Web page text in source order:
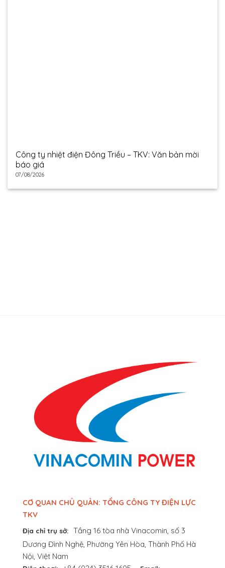
Công ty nhiệt điện Đông Triều – TKV: Văn bản mời
báo giá
07/08/2026
CƠ QUAN CHỦ QUẢN: TỔNG CÔNG TY ĐIỆN LỰC
TKV
Địa chỉ trụ sở: Tầng 16 tòa nhà Vinacomin, số 3
Dương Đình Nghệ, Phường Yên Hòa, Thành Phố Hà
Nội, Việt Nam